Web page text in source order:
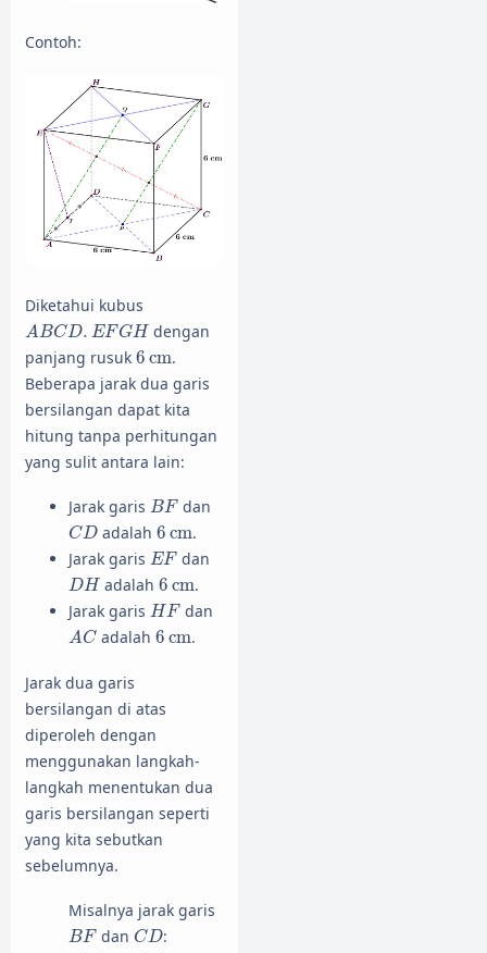
Contoh:
Diketahui kubus
ABCD. EFGH
A BCD.E FGH
dengan
panjang rusuk 6 cm
6 cm.
Beberapa jarak dua garis
bersilangan dapat kita
hitung tanpa perhitungan
yang sulit antara lain:
Jarak garis BF
BF dan
CD
CDadalah 6 cm
6 cm.
Jarak garis EF
EF dan
DH
DH adalah 6 cm
6 cm.
Jarak garis HF
HF dan
AC
ACadalah 6 cm
6 cm.
Jarak dua garis
bersilangan di atas
diperoleh dengan
menggunakan langkah-
langkah menentukan dua
garis bersilangan seperti
yang kita sebutkan
sebelumnya.
Misalnya jarak garis
BF
BF dan CD
CD: